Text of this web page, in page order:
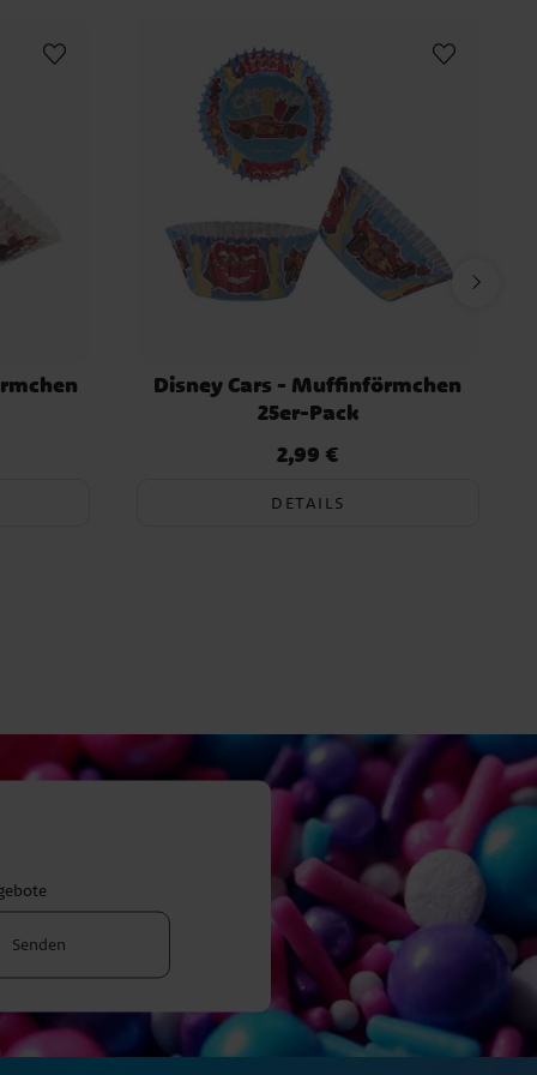
Disney Cars - Muffinförmchen
25er-Pack
Preis:2,99 €
2,99 €
DETAILS
Senden